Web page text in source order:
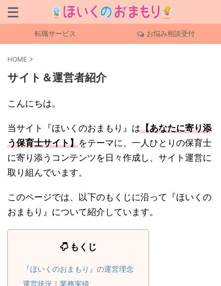
転職サービス お悩み相談受付
HOME >
サイト＆運営者紹介
こんにちは。
当サイト『ほいくのおまもり』は【あなたに寄り添
う保育士サイト】をテーマに、一人ひとりの保育士
に寄り添うコンテンツを日々作成し、サイト運営に
取り組んでいます。
このページでは、以下のもくじに沿って『ほいくの
おまもり』について紹介しています。
もくじ
『ほいくのおまもり』の運営理念
運営状況｜業務実績